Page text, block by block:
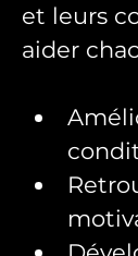
et leurs
aider